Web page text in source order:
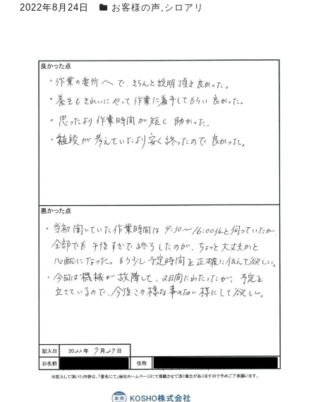
2022年8月24日 お客様の声, シロアリ